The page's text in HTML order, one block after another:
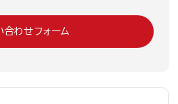
合わせフォーム